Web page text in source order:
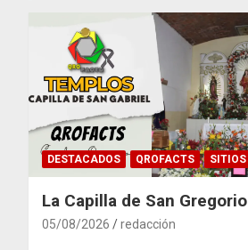
DESTACADOS QROFACTS SITIOS
La Capilla de San Gregorio
05/08/2026 redacción